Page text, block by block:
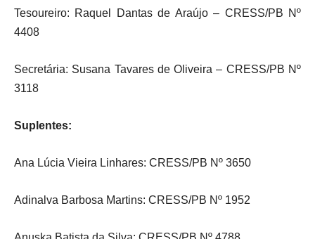
Tesoureiro: Raquel Dantas de Araújo – CRESS/PB Nº
4408
Secretária: Susana Tavares de Oliveira – CRESS/PB Nº
3118
Suplentes:
Ana Lúcia Vieira Linhares: CRESS/PB Nº 3650
Adinalva Barbosa Martins: CRESS/PB Nº 1952